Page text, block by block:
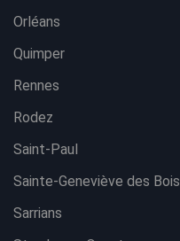
Orléans
Quimper
Rennes
Rodez
Saint-Paul
Sainte-Geneviève des Bois
Sarrians